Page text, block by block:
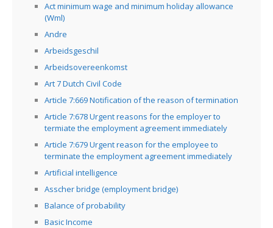
Act minimum wage and minimum holiday allowance
(Wml)
Andre
Arbeidsgeschil
Arbeidsovereenkomst
Art 7 Dutch Civil Code
Article 7:669 Notification of the reason of termination
Article 7:678 Urgent reasons for the employer to
termiate the employment agreement immediately
Article 7:679 Urgent reason for the employee to
terminate the employment agreement immediately
Artificial intelligence
Asscher bridge (employment bridge)
Balance of probability
Basic Income